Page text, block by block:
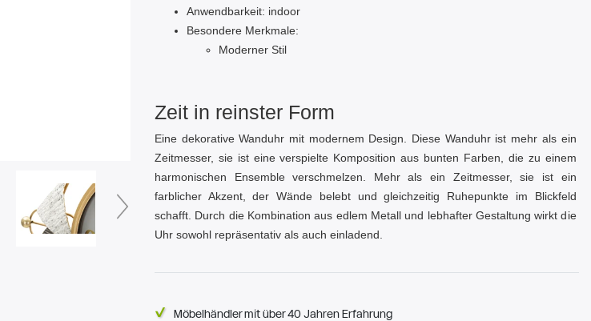
Anwendbarkeit: indoor
Besondere Merkmale:
Moderner Stil
Zeit in reinster Form
Eine dekorative Wanduhr mit modernem Design. Diese Wanduhr ist mehr als ein
Zeitmesser, sie ist eine verspielte Komposition aus bunten Farben, die zu einem
harmonischen Ensemble verschmelzen. Mehr als ein Zeitmesser, sie ist ein
farblicher Akzent, der Wände belebt und gleichzeitig Ruhepunkte im Blickfeld
schafft. Durch die Kombination aus edlem Metall und lebhafter Gestaltung wirkt die
Uhr sowohl repräsentativ als auch einladend.
Möbelhändler mit über 40 Jahren Erfahrung